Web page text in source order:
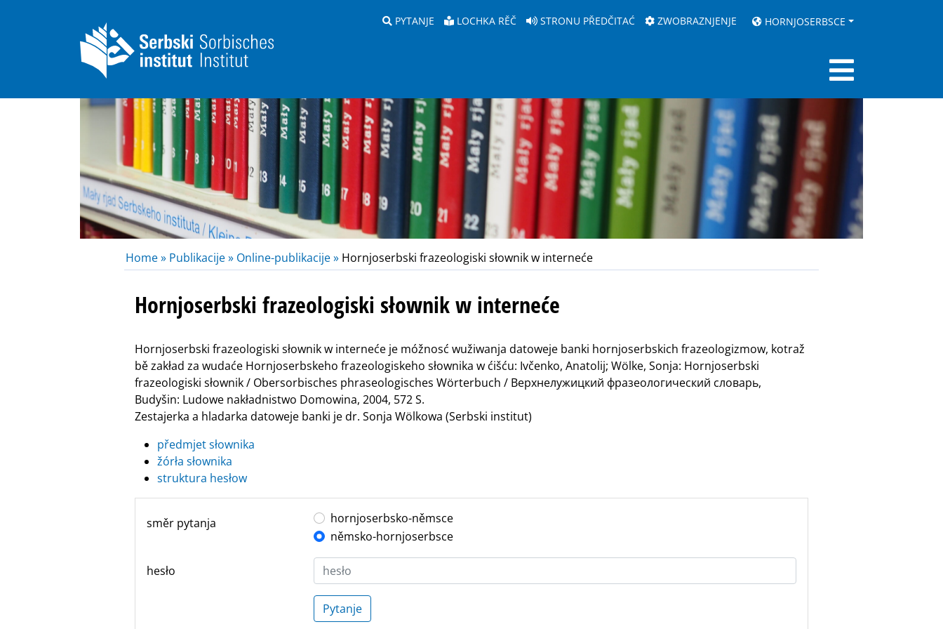
PYTANJE LOCHKA RĚČ STRONU PŘEDČITAĆ ZWOBRAZNJENJE HORNJOSERBSCE
Home » Publikacije » Online-publikacije » Hornjoserbski frazeologiski słownik w interneće
Hornjoserbski frazeologiski słownik w interneće
Hornjoserbski frazeologiski słownik w interneće je móžnosć wužiwanja datoweje banki hornjoserbskich frazeologizmow, kotraž
bě zakład za wudaće Hornjoserbskeho frazeologiskeho słownika w ćišću: Ivčenko, Anatolij; Wölke, Sonja: Hornjoserbski
frazeologiski słownik / Obersorbisches phraseologisches Wörterbuch / Верхнелужицкий фразеологический словарь,
Budyšin: Ludowe nakładnistwo Domowina, 2004, 572 S.
Zestajerka a hladarka datoweje banki je dr. Sonja Wölkowa (Serbski institut)
předmjet słownika
žórła słownika
struktura hesłow
směr pytanja
hornjoserbsko-němsce
němsko-hornjoserbsce
hesło
Pytanje